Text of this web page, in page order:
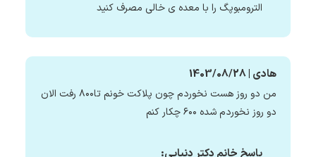
الترومبوپگ را با معده ی خالی مصرف کنید
هادی | 1403/08/28
من دو روز هست نخوردم چون پلاکت خونم تا۸۰۰ رفت الان
دو روز نخوردم شده ۶۰۰ چکار کنم